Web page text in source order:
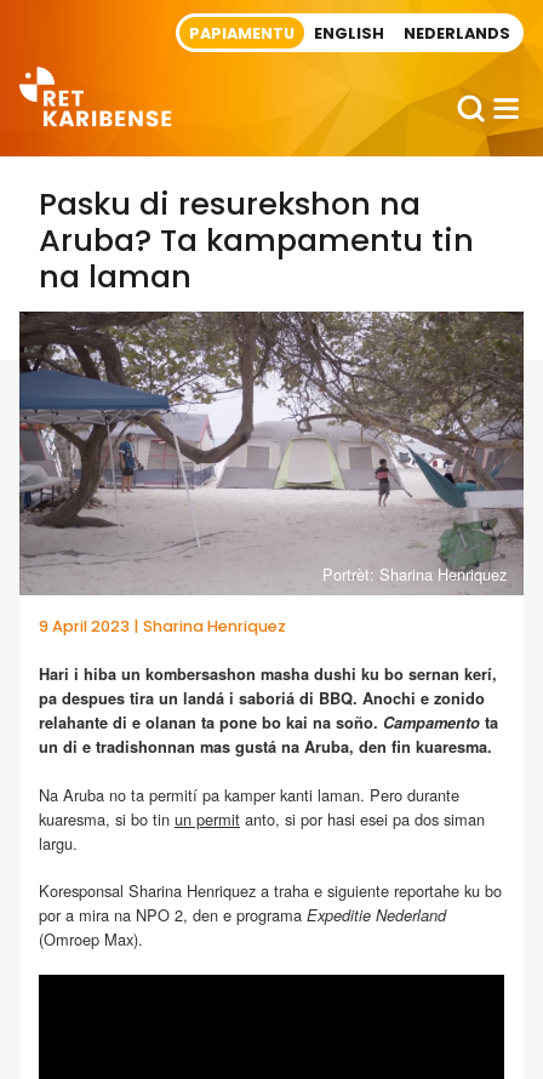
PAPIAMENTU ENGLISH NEDERLANDS
Pasku di resurekshon na
Aruba? Ta kampamentu tin
na laman
Portrèt: Sharina Henriquez
9 April 2023 | Sharina Henriquez
Hari i hiba un kombersashon masha dushi ku bo sernan kerí,
pa despues tira un landá i saboriá di BBQ. Anochi e zonido
relahante di e olanan ta pone bo kai na soño. Campamento ta
un di e tradishonnan mas gustá na Aruba, den fin kuaresma.
Na Aruba no ta permití pa kamper kanti laman. Pero durante
kuaresma, si bo tin un permit anto, si por hasi esei pa dos siman
largu.
Koresponsal Sharina Henriquez a traha e siguiente reportahe ku bo
por a mira na NPO 2, den e programa Expeditie Nederland
(Omroep Max).